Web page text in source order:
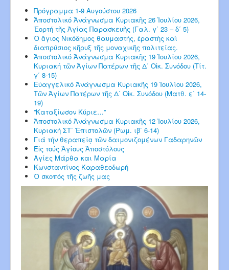
Πρόγραμμα 1-9 Αυγούστου 2026
Ἀποστολικό Ἀνάγνωσμα Κυριακῆς 26 Ἰουλίου 2026,
Ἑορτή τῆς Ἁγίας Παρασκευῆς (Γαλ. γ΄ 23 – δ΄ 5)
Ὁ ἅγιος Νικόδημος θαυμαστής, ἐραστὴς καὶ
διαπρύσιος κῆρυξ τῆς μοναχικῆς πολιτείας.
Ἀποστολικό Ἀνάγνωσμα Κυριακῆς 19 Ἰουλίου 2026,
Κυριακή τῶν Ἁγίων Πατέρων τῆς Δ΄ Οἰκ. Συνόδου (Τίτ.
γ΄ 8-15)
Εὐαγγελικό Ἀνάγνωσμα Κυριακῆς 19 Ἰουλίου 2026,
Τῶν Ἁγίων Πατέρων τῆς Δ΄ Οἰκ. Συνόδου (Ματθ. ε΄ 14-
19)
”Καταξίωσον Κύριε…”
Ἀποστολικό Ἀνάγνωσμα Κυριακῆς 12 Ἰουλίου 2026,
Κυριακή ΣΤ΄ Ἐπιστολῶν (Ρωμ. ιβ΄ 6-14)
Γιά τήν θεραπείᾳ τῶν δαιμονιζομένων Γαδαρηνῶν
Εἰς τούς Ἁγίους Ἀποστόλους
Αγίες Μάρθα και Μαρία
Κωνσταντίνος Καραθεοδωρή
Ὁ σκοπός τῆς ζωῆς μας